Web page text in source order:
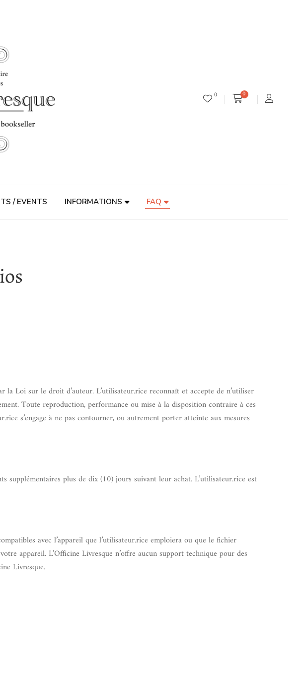
0 0
/ EVENTS INFORMATIONS FAQ
Loi sur le droit d’auteur. L’utilisateur.rice reconnaît et accepte de n’utiliser
Toute reproduction, performance ou mise à la disposition contraire à ces
s’engage à ne pas contourner, ou autrement porter atteinte aux mesures
supplémentaires plus de dix (10) jours suivant leur achat. L’utilisateur.rice est
avec l’appareil que l’utilisateur.rice emploiera ou que le fichier
appareil. L’Officine Livresque n’offre aucun support technique pour des
Livresque.